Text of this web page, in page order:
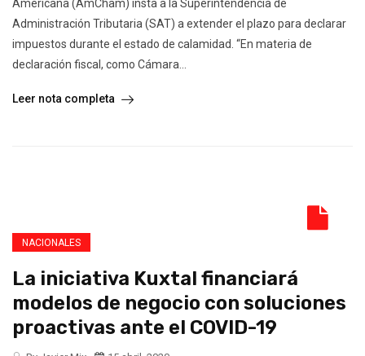
Americana (AmCham) insta a la Superintendencia de
Administración Tributaria (SAT) a extender el plazo para declarar
impuestos durante el estado de calamidad. “En materia de
declaración fiscal, como Cámara...
Leer nota completa
NACIONALES
La iniciativa Kuxtal financiará
modelos de negocio con soluciones
proactivas ante el COVID-19